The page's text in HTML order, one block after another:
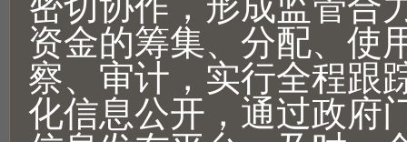
资金的筹集、分配、使
察、审计，实行全程跟
化信息公开，通过政府